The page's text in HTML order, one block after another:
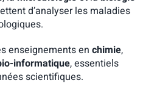
d’analyser les maladies
enseignements en chimie,
informatique, essentiels
scientifiques.